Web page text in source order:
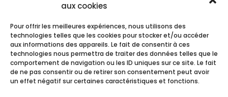
aux cookies
Pour offrir les meilleures expériences, nous utilisons des
technologies telles que les cookies pour stocker et/ou accéder
aux informations des appareils. Le fait de consentir à ces
technologies nous permettra de traiter des données telles que le
comportement de navigation ou les ID uniques sur ce site. Le fait
de ne pas consentir ou de retirer son consentement peut avoir
un effet négatif sur certaines caractéristiques et fonctions.
VIOLENCES FAITES AUX
FEMMES : PAS UNE AFFAIRE